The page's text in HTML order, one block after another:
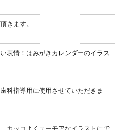
きます。
表情！はみがきカレンダーのイラス
科指導用に使用させていただきま
カッコよくユーモアなイラストにで